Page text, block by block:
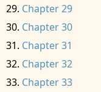
Chapter 29
Chapter 30
Chapter 31
Chapter 32
Chapter 33